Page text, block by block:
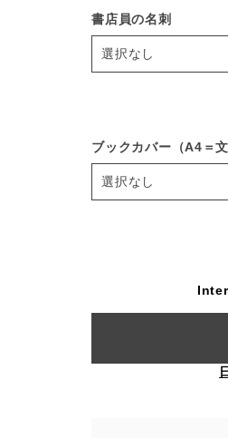
書店員の名刺
ブックカバー（A4＝